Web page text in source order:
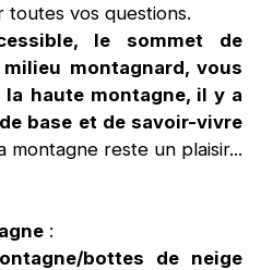
toutes vos questions.
le sommet de
montagnard, vous
haute montagne, il y a
base et de savoir-vivre
montagne reste un plaisir...
:
bottes de neige